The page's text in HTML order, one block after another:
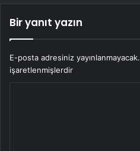
Bir yanıt yazın
E-posta adresiniz yayınlanmayacak.
işaretlenmişlerdir